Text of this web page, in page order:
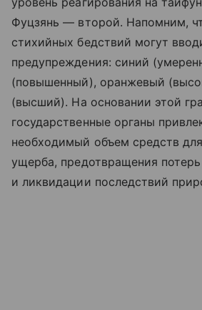
Фуцзянь — второй. Напомним,
стихийных бедствий могут
предупреждения: синий
(повышенный), оранжевый
(высший). На основании этой
государственные органы
необходимый объем средств
ущерба, предотвращения
и ликвидации последствий